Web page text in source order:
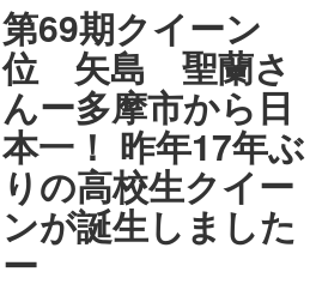
第69期クイーン
位 矢島 聖蘭さ
んー多摩市から日
本一！ 昨年17年ぶ
りの高校生クイー
ンが誕生しました
ー